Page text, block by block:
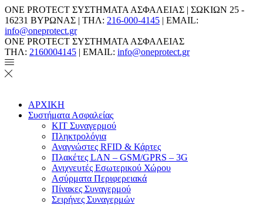
ONE PROTECT ΣΥΣΤΗΜΑΤΑ ΑΣΦΑΛΕΙΑΣ | ΣΩΚΙΩΝ 25 -
16231 ΒΥΡΩΝΑΣ | ΤΗΛ: 216-000-4145 | EMAIL:
info@oneprotect.gr
ONE PROTECT ΣΥΣΤΗΜΑΤΑ ΑΣΦΑΛΕΙΑΣ
ΤΗΛ: 2160004145 | EMAIL: info@oneprotect.gr
ΑΡΧΙΚΗ
Συστήματα Ασφαλείας
ΚΙΤ Συναγερμού
Πληκτρολόγια
Αναγνώστες RFID & Κάρτες
Πλακέτες LAN – GSM/GPRS – 3G
Ανιχνευτές Εσωτερικού Χώρου
Aσύρματα Περιφερειακά
Πίνακες Συναγερμού
Σειρήνες Συναγερμών